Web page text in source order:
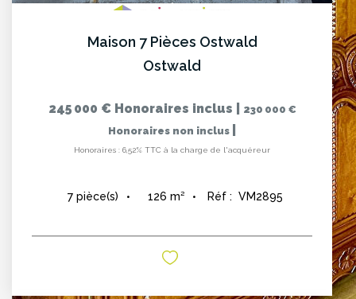
Maison 7 Pièces Ostwald
Ostwald
245 000 € Honoraires inclus
230 000 €
Honoraires non inclus
Honoraires : 6,52% TTC à la charge de l'acquéreur
7 pièce(s) 126 m² Réf : VM2895